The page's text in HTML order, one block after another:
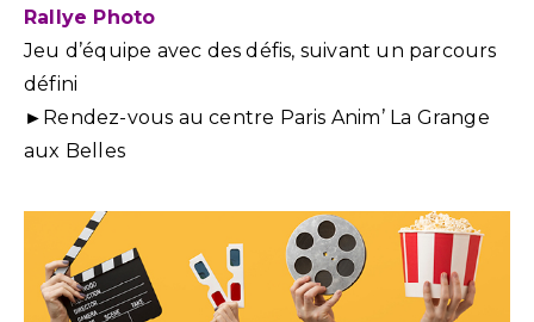
Rallye Photo
Jeu d’équipe avec des défis, suivant un parcours
défini
►Rendez-vous au centre Paris Anim’ La Grange
aux Belles